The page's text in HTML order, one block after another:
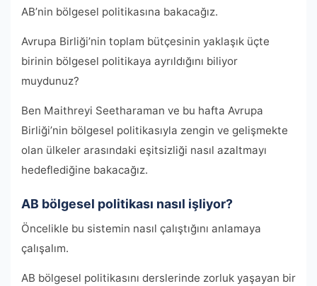
AB’nin bölgesel politikasına bakacağız.
Avrupa Birliği’nin toplam bütçesinin yaklaşık üçte
birinin bölgesel politikaya ayrıldığını biliyor
muydunuz?
Ben Maithreyi Seetharaman ve bu hafta Avrupa
Birliği’nin bölgesel politikasıyla zengin ve gelişmekte
olan ülkeler arasındaki eşitsizliği nasıl azaltmayı
hedeflediğine bakacağız.
AB bölgesel politikası nasıl işliyor?
Öncelikle bu sistemin nasıl çalıştığını anlamaya
çalışalım.
AB bölgesel politikasını derslerinde zorluk yaşayan bir